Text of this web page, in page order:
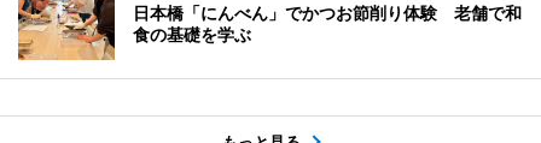
日本橋「にんべん」でかつお節削り体験 老舗で和
食の基礎を学ぶ